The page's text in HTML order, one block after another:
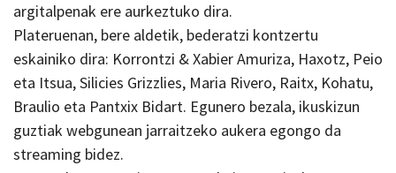
argitalpenak ere aurkeztuko dira.
Plateruenan, bere aldetik, bederatzi kontzertu
eskainiko dira: Korrontzi & Xabier Amuriza, Haxotz, Peio
eta Itsua, Silicies Grizzlies, Maria Rivero, Raitx, Kohatu,
Braulio eta Pantxix Bidart. Egunero bezala, ikuskizun
guztiak webgunean jarraitzeko aukera egongo da
streaming bidez.